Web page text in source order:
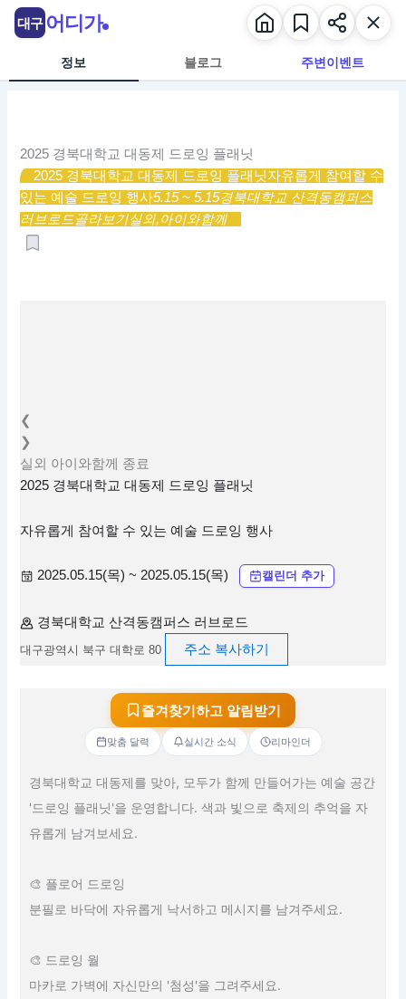
정보 블로그 주변이벤트
2025 경북대학교 대동제 드로잉 플래닛
2025 경북대학교 대동제 드로잉 플래닛자유롭게 참여할 수
있는 예술 드로잉 행사5.15 ~ 5.15경북대학교 산격동캠퍼스
러브로드골라보기실외,아이와함께
❮
❯
실외 아이와함께 종료
2025 경북대학교 대동제 드로잉 플래닛
자유롭게 참여할 수 있는 예술 드로잉 행사
2025.05.15(목) ~ 2025.05.15(목) 캘린더 추가
경북대학교 산격동캠퍼스 러브로드
대구광역시 북구 대학로 80 주소 복사하기
즐겨찾기하고 알림받기
맞춤 달력 실시간 소식 리마인더
경북대학교 대동제를 맞아, 모두가 함께 만들어가는 예술 공간
'드로잉 플래닛'을 운영합니다. 색과 빛으로 축제의 추억을 자
유롭게 남겨보세요.
🎨 플로어 드로잉
분필로 바닥에 자유롭게 낙서하고 메시지를 남겨주세요.
🎨 드로잉 월
마카로 가벽에 자신만의 '첨성'을 그려주세요.
대구 어디가